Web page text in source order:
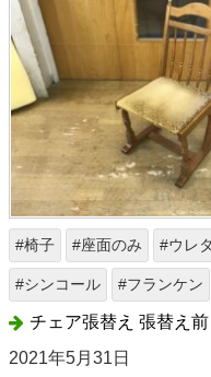
#椅子 #座面のみ #ウレ
#シンコール #フランケン
チェア張替え 張替え
2021年5月31日